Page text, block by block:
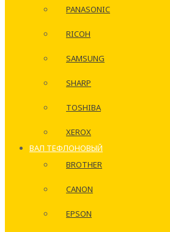
PANASONIC
RICOH
SAMSUNG
SHARP
TOSHIBA
XEROX
ВАЛ ТЕФЛОНОВЫЙ
BROTHER
CANON
EPSON